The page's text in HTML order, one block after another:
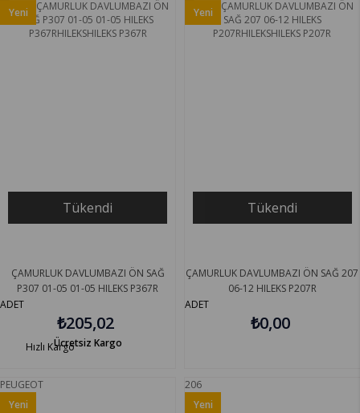
Tükendi
ÇAMURLUK DAVLUMBAZI ÖN SAĞ
P307 01-05 01-05 HILEKS P367R
ADET
₺205,02
Ücretsiz Kargo
Yeni
Ürün
Hızlı Kargo
Tükendi
ÇAMURLUK DAVLUMBAZI ÖN SAĞ 207
06-12 HILEKS P207R
ADET
₺0,00
Yeni
Ürün
PEUGEOT
Yeni
206
Yeni